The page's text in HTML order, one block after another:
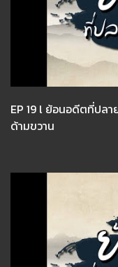
EP 19 l ย้อนอดีตที่ปลา
ด้ามขวาน